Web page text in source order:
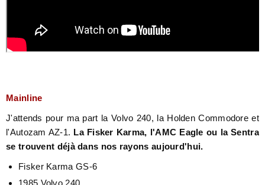
Mainline
J'attends pour ma part la Volvo 240, la Holden Commodore et
l'Autozam AZ-1. La Fisker Karma, l'AMC Eagle ou la Sentra
se trouvent déjà dans nos rayons aujourd'hui.
Fisker Karma GS-6
1985 Volvo 240